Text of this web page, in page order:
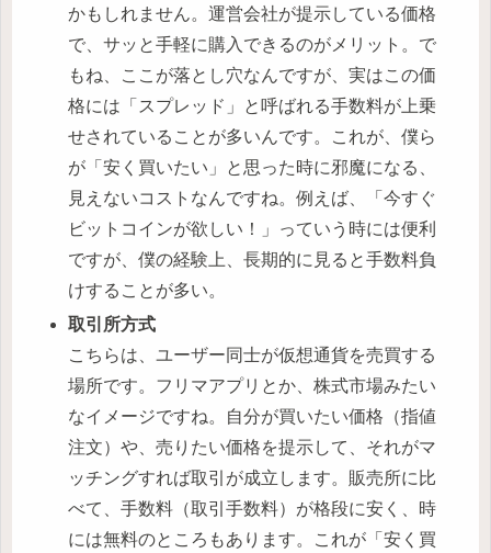
かもしれません。運営会社が提示している価格
で、サッと手軽に購入できるのがメリット。で
もね、ここが落とし穴なんですが、実はこの価
格には「スプレッド」と呼ばれる手数料が上乗
せされていることが多いんです。これが、僕ら
が「安く買いたい」と思った時に邪魔になる、
見えないコストなんですね。例えば、「今すぐ
ビットコインが欲しい！」っていう時には便利
ですが、僕の経験上、長期的に見ると手数料負
けすることが多い。
取引所方式
こちらは、ユーザー同士が仮想通貨を売買する
場所です。フリマアプリとか、株式市場みたい
なイメージですね。自分が買いたい価格（指値
注文）や、売りたい価格を提示して、それがマ
ッチングすれば取引が成立します。販売所に比
べて、手数料（取引手数料）が格段に安く、時
には無料のところもあります。これが「安く買